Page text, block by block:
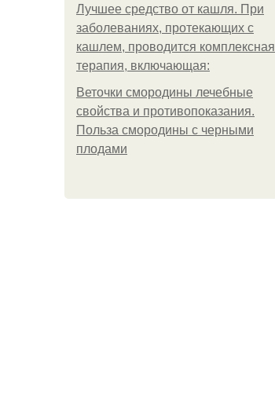
Лучшее средство от кашля. При
заболеваниях, протекающих с
кашлем, проводится комплексная
терапия, включающая:
Веточки смородины лечебные
свойства и противопоказания.
Польза смородины с черными
плодами